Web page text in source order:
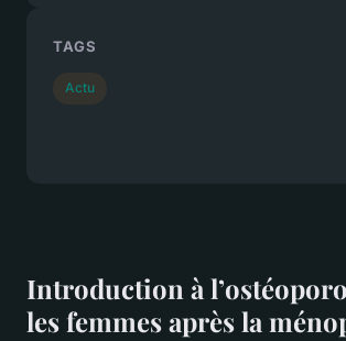
Introduction à
les femmes après la
TAGS
Actu